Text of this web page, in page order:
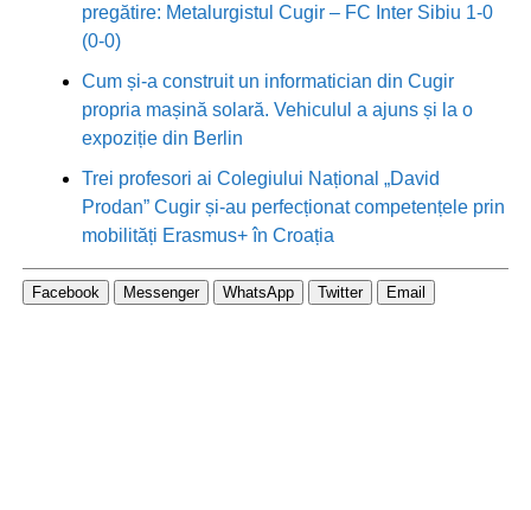
pregătire: Metalurgistul Cugir – FC Inter Sibiu 1-0
(0-0)
Cum și-a construit un informatician din Cugir
propria mașină solară. Vehiculul a ajuns și la o
expoziție din Berlin
Trei profesori ai Colegiului Național „David
Prodan” Cugir și-au perfecționat competențele prin
mobilități Erasmus+ în Croația
Facebook Messenger WhatsApp Twitter Email